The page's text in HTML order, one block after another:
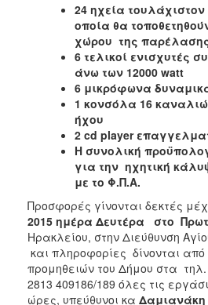
24 ηχεία τουλάχιστον
οποία θα
χώρου της
6 τελικοί ενισχυτές
άνω των 12000 watt
6 μικρόφωνα
1 κονσόλα 16
ήχου
2 cd player
Η συνολική
για την ηχητική
με το Φ.Π.Α.
Προσφορές γίνονται δεκτές
2015 ημέρα Δευτέρα στο
Ηρακλείου, στην Διεύθυνση
και πληροφορίες δίνονται
προμηθειών του Δήμου στα τηλ.
2813 409186/189 όλες τις
ώρες, υπεύθυνοι κα Δαμιανάκη